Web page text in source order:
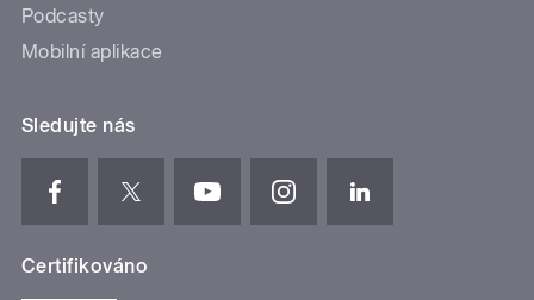
Podcasty
Mobilní aplikace
Sledujte nás
Certifikováno